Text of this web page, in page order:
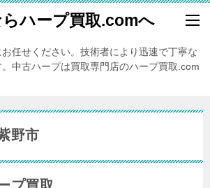
ハープ買取.comへ
任せください。技術者により迅速で丁寧な
中古ハープは買取専門店のハープ買取.com
野市